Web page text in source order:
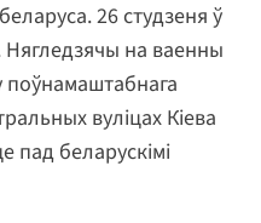
26 студзеня ў
Нягледзячы на ваенны
поўнамаштабнага
вуліцах Кіева
пад беларускімі